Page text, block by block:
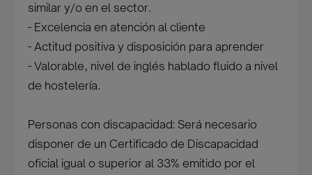
similar y/o en el sector.
- Excelencia en atención al cliente
- Actitud positiva y disposición para aprender
- Valorable, nivel de inglés hablado fluido a nivel
de hostelería.
Personas con discapacidad: Será necesario
disponer de un Certificado de Discapacidad
oficial igual o superior al 33% emitido por el